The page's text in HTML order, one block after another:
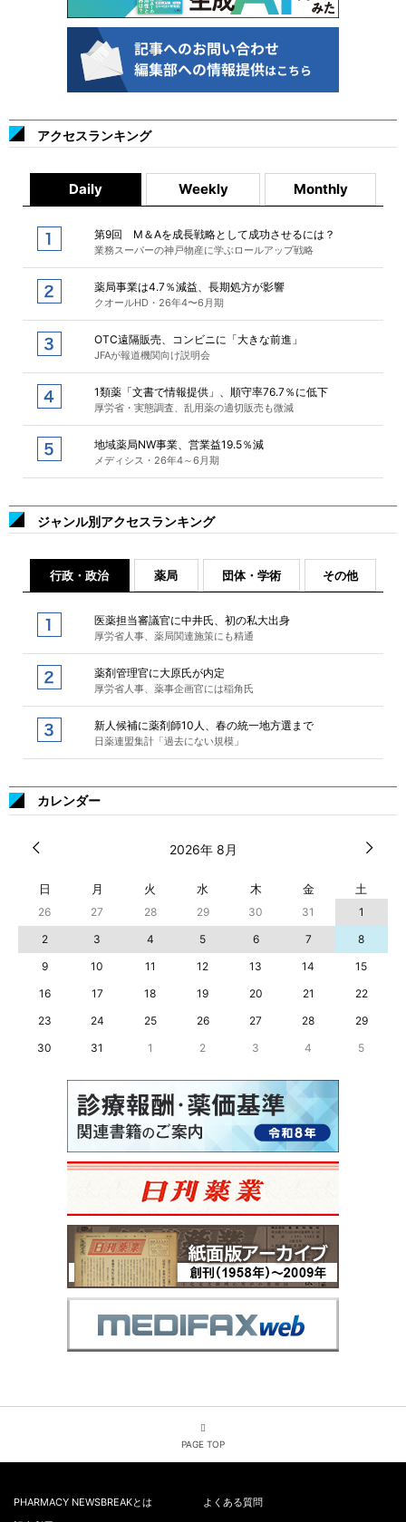
アクセスランキング
Daily Weekly Monthly
第9回 M＆Aを成長戦略として成功させるには？
業務スーパーの神戸物産に学ぶロールアップ戦略
薬局事業は4.7％減益、長期処方が影響
クオールHD・26年4〜6月期
OTC遠隔販売、コンビニに「大きな前進」
JFAが報道機関向け説明会
1類薬「文書で情報提供」、順守率76.7％に低下
厚労省・実態調査、乱用薬の適切販売も微減
地域薬局NW事業、営業益19.5％減
メディシス・26年4～6月期
ジャンル別アクセスランキング
行政・政治 薬局 団体・学術 その他
医薬担当審議官に中井氏、初の私大出身
厚労省人事、薬局関連施策にも精通
薬剤管理官に大原氏が内定
厚労省人事、薬事企画官には稲角氏
新人候補に薬剤師10人、春の統一地方選まで
日薬連盟集計「過去にない規模」
カレンダー
2026年 8月
日 月 火 水 木 金 土
26 27 28 29 30 31
1
2
3 4 5 6 7
8
9
10 11 12 13 14
15
16
17 18 19 20 21
22
23
24 25 26 27 28
29
30
31 1 2 3 4 5
PAGE TOP
PHARMACY NEWSBREAKとは
よくある質問